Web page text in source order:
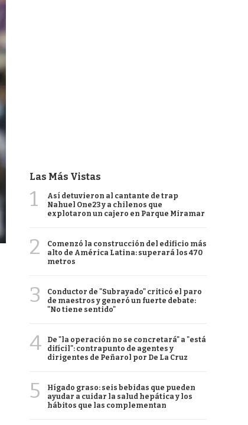
Las Más Vistas
1
Así detuvieron al cantante de trap
Nahuel One23 y a chilenos que
explotaron un cajero en Parque Miramar
2
Comenzó la construcción del edificio más
alto de América Latina: superará los 470
metros
3
Conductor de "Subrayado" criticó el paro
de maestros y generó un fuerte debate:
"No tiene sentido"
4
De "la operación no se concretará" a "está
difícil": contrapunto de agentes y
dirigentes de Peñarol por De La Cruz
5
Hígado graso: seis bebidas que pueden
ayudar a cuidar la salud hepática y los
hábitos que las complementan